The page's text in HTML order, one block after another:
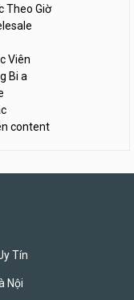
Theo Giờ
Viên
Bi a
content
Tín
Nội